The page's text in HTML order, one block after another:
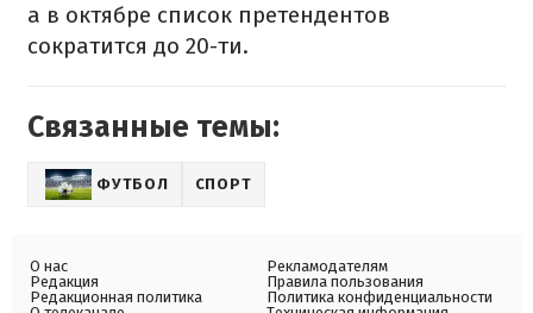
а в октябре список претендентов
сократится до 20-ти.
Связанные темы:
ФУТБОЛ СПОРТ
О нас
Редакция
Редакционная политика
Рекламодателям
Правила пользования
Политика конфиденциальности